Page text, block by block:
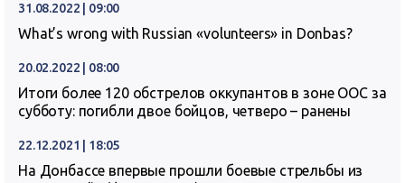
31.08.2022 | 09:00
What’s wrong with Russian «volunteers» in Donbas?
20.02.2022 | 08:00
Итоги более 120 обстрелов оккупантов в зоне ООС за
субботу: погибли двое бойцов, четверо – ранены
22.12.2021 | 18:05
На Донбассе впервые прошли боевые стрельбы из